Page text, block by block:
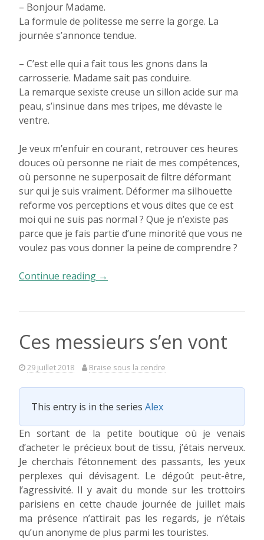
– Bonjour Madame.
La formule de politesse me serre la gorge. La
journée s’annonce tendue.
– C’est elle qui a fait tous les gnons dans la
carrosserie. Madame sait pas conduire.
La remarque sexiste creuse un sillon acide sur ma
peau, s’insinue dans mes tripes, me dévaste le
ventre.
Je veux m’enfuir en courant, retrouver ces heures
douces où personne ne riait de mes compétences,
où personne ne superposait de filtre déformant
sur qui je suis vraiment. Déformer ma silhouette
reforme vos perceptions et vous dites que ce est
moi qui ne suis pas normal ? Que je n’existe pas
parce que je fais partie d’une minorité que vous ne
voulez pas vous donner la peine de comprendre ?
Continue reading « Une
mourir »
→
Ces messieurs s’en vont
29 juillet 2018 Braise sous la cendre
This entry is in the series Alex
En sortant de la petite boutique où je venais
d’acheter le précieux bout de tissu, j’étais nerveux.
Je cherchais l’étonnement des passants, les yeux
perplexes qui dévisagent. Le dégoût peut-être,
l’agressivité. Il y avait du monde sur les trottoirs
parisiens en cette chaude journée de juillet mais
ma présence n’attirait pas les regards, je n’étais
qu’un anonyme de plus parmi les touristes.